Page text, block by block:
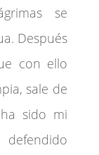
se
Después
con ello
sale de
sido mi